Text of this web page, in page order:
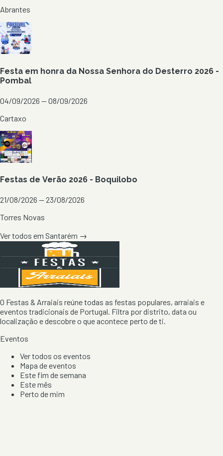
Abrantes
Festa em honra da Nossa Senhora do Desterro 2026 -
Pombal
04/09/2026 — 08/09/2026
Cartaxo
Festas de Verão 2026 - Boquilobo
21/08/2026 — 23/08/2026
Torres Novas
Ver todos em Santarém →
O Festas & Arraiais reúne todas as festas populares, arraiais e
eventos tradicionais de Portugal. Filtra por distrito, data ou
localização e descobre o que acontece perto de ti.
Eventos
Ver todos os eventos
Mapa de eventos
Este fim de semana
Este mês
Perto de mim